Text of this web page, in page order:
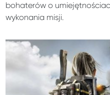
bohaterów o
wykonania misji.